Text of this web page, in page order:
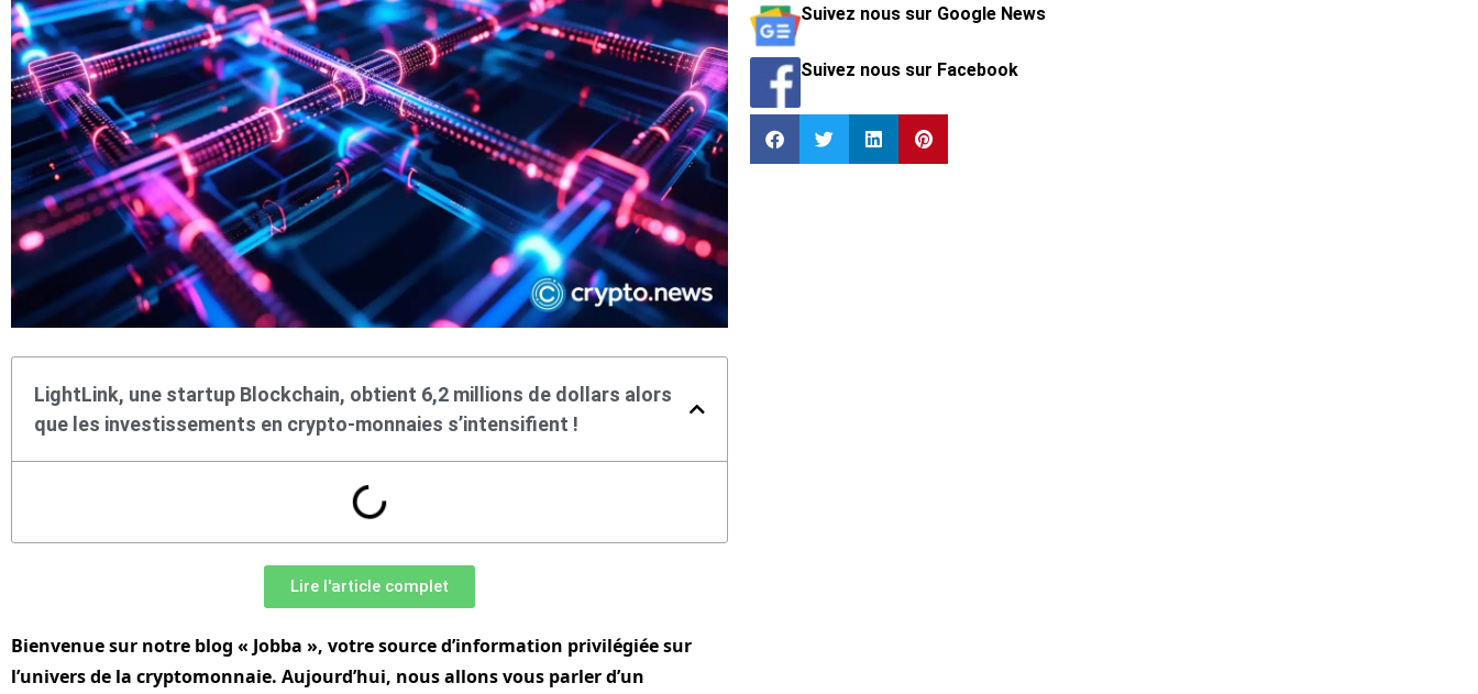
LightLink, une startup Blockchain, obtient 6,2 millions de dollars alors
que les investissements en crypto-monnaies s’intensifient !
Lire l'article complet
Bienvenue sur notre blog « Jobba », votre source d’information privilégiée sur
l’univers de la cryptomonnaie. Aujourd’hui, nous allons vous parler d’un
Suivez nous sur Google News
Suivez nous sur Facebook